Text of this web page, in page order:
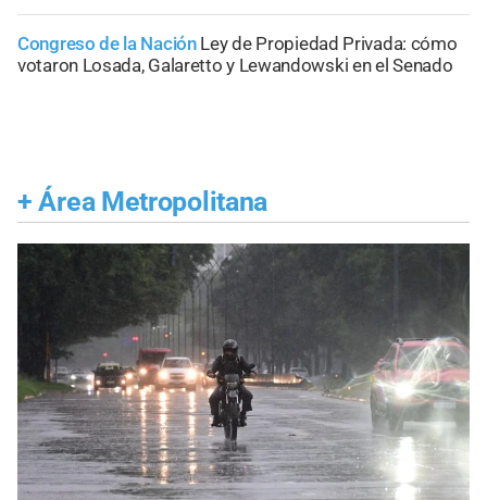
Congreso de la Nación Ley de Propiedad Privada: cómo
votaron Losada, Galaretto y Lewandowski en el Senado
+ Área Metropolitana